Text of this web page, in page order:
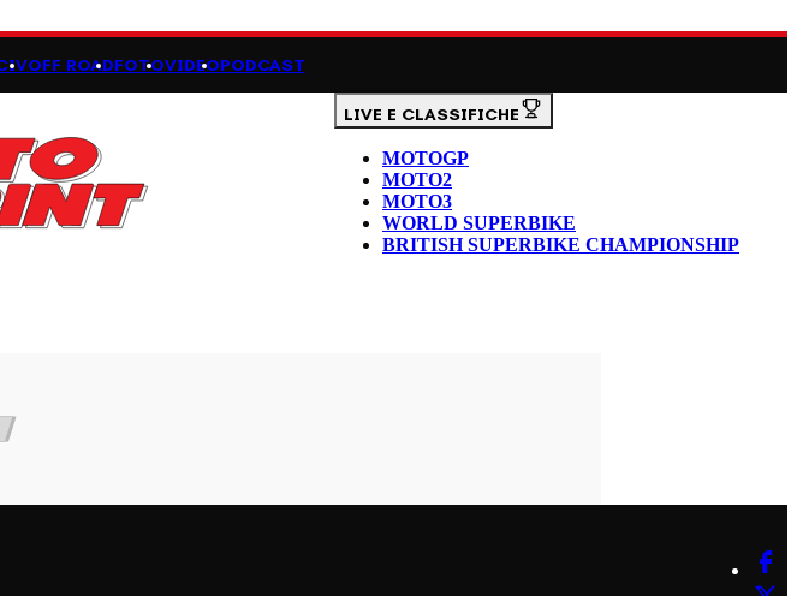
OFF ROADFOTOVIDEOPODCAST
LIVE E CLASSIFICHE
MOTOGP
MOTO2
MOTO3
WORLD SUPERBIKE
BRITISH SUPERBIKE CHAMPIONSHIP